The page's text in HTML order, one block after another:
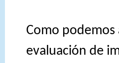
Como
evaluación de